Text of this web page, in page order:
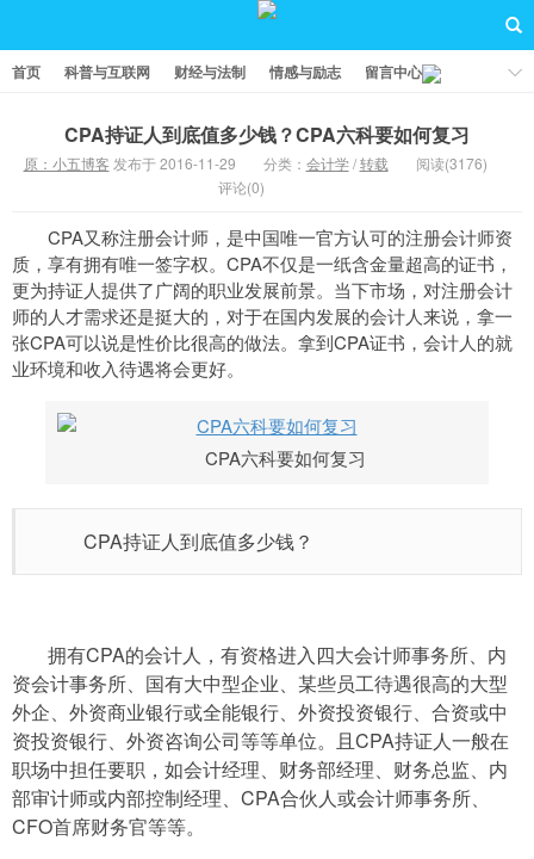
首页 科普与互联网 财经与法制 情感与励志 留言中心
CPA持证人到底值多少钱？CPA六科要如何复习
原：小五博客 发布于 2016-11-29 分类： 会计学/转载
阅读(3176)
评论(0)
CPA又称注册会计师，是中国唯一官方认可的注册会计师资
质，享有拥有唯一签字权。CPA不仅是一纸含金量超高的证书，
更为持证人提供了广阔的职业发展前景。当下市场，对注册会计
师的人才需求还是挺大的，对于在国内发展的会计人来说，拿一
张CPA可以说是性价比很高的做法。拿到CPA证书，会计人的就
业环境和收入待遇将会更好。
CPA六科要如何复习
CPA持证人到底值多少钱？
拥有CPA的会计人，有资格进入四大会计师事务所、内
资会计事务所、国有大中型企业、某些员工待遇很高的大型
外企、外资商业银行或全能银行、外资投资银行、合资或中
资投资银行、外资咨询公司等等单位。且CPA持证人一般在
职场中担任要职，如会计经理、财务部经理、财务总监、内
部审计师或内部控制经理、CPA合伙人或会计师事务所、
CFO首席财务官等等。